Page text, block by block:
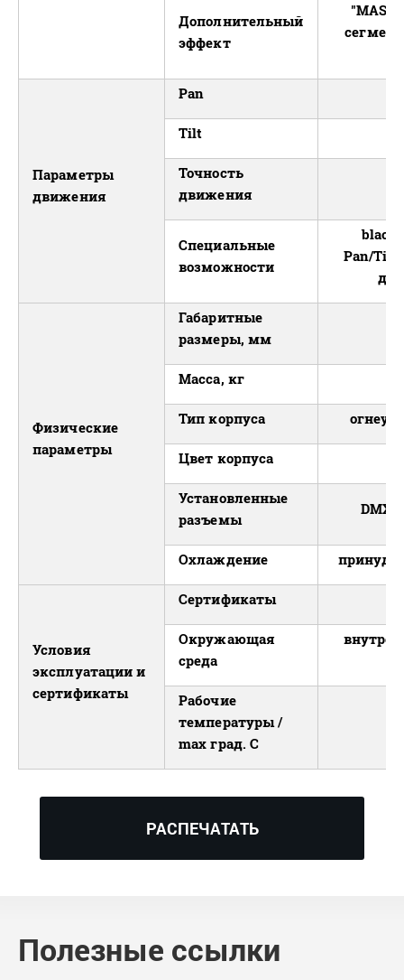
Дополнительный
эффект
Параметры
движения
Pan
Tilt
Точность
движения
Специальные
возможности
Pan/Tilt,
Физические
параметры
Габаритные
размеры, мм
Масса, кг
Тип корпуса
Цвет корпуса
Установленные
разъемы
DMX
Охлаждение
Условия
эксплуатации и
сертификаты
Сертификаты
Окружающая
среда
Рабочие
температуры /
max град. С
РАСПЕЧАТАТЬ
Полезные ссылки